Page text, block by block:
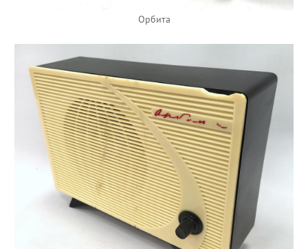
Орбита